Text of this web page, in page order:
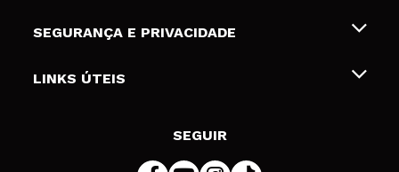
Gift Cards
Envios e Devoluções
Formas de pagamento
SEGURANÇA E PRIVACIDADE
Termos e Privacidade
LINKS ÚTEIS
SEGUIR